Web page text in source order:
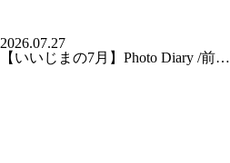
2026.07.27
【いいじまの7月】Photo Diary /前…